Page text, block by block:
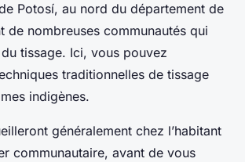
Potosí, au nord du département de
de nombreuses communautés qui
du tissage. Ici, vous pouvez
traditionnelles de tissage
indigènes.
généralement chez l’habitant
communautaire, avant de vous